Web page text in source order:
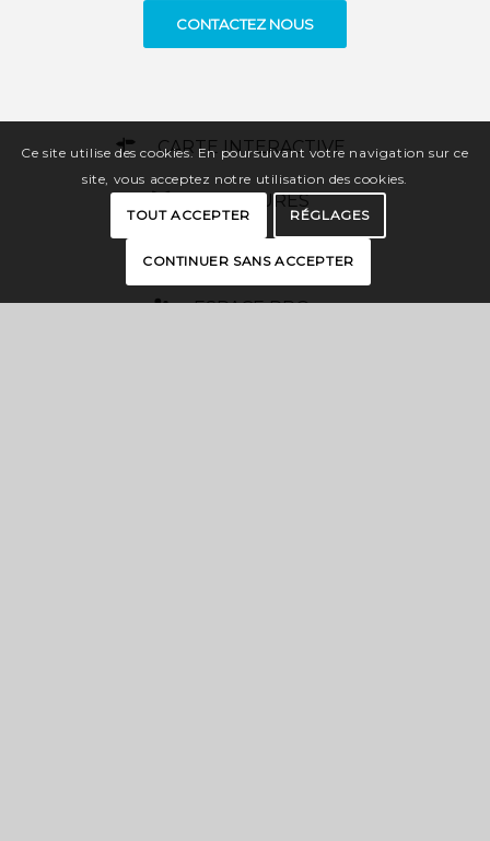
CONTACTEZ NOUS
CARTE INTERACTIVE
BROCHURES
PRESSE
ESPACE PRO
Ce site utilise des cookies. En poursuivant votre navigation sur ce
site, vous acceptez notre utilisation des cookies.
TOUT ACCEPTER RÉGLAGES
CONTINUER SANS ACCEPTER